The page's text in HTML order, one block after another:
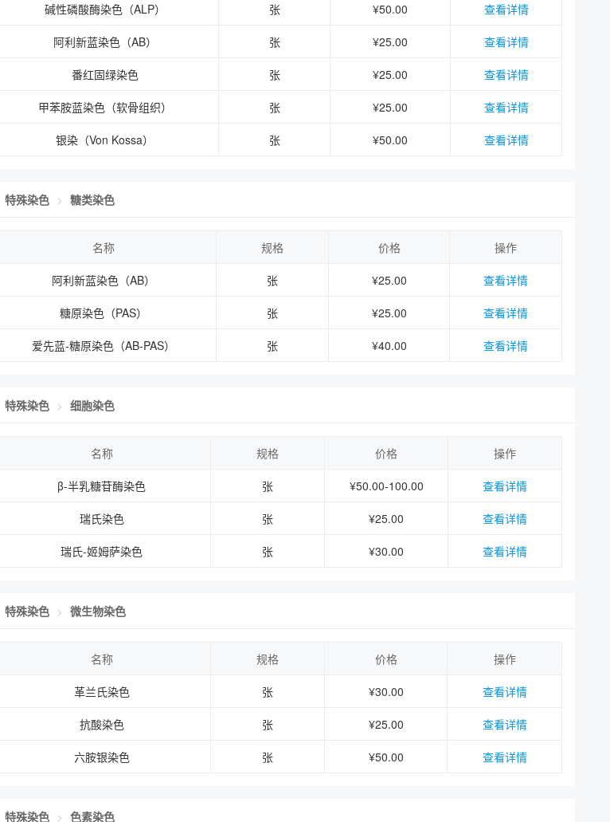
碱性磷酸酶染色（ALP） 张 ¥50.00 查看详情
阿利新蓝染色（AB） 张 ¥25.00 查看详情
番红固绿染色 张 ¥25.00 查看详情
甲苯胺蓝染色（软骨组织） 张 ¥25.00 查看详情
银染（Von Kossa） 张 ¥50.00 查看详情
特殊染色 糖类染色
名称 规格 价格 操作
阿利新蓝染色（AB） 张 ¥25.00 查看详情
糖原染色（PAS） 张 ¥25.00 查看详情
爱先蓝-糖原染色（AB-PAS） 张 ¥40.00 查看详情
特殊染色 细胞染色
名称 规格 价格 操作
β-半乳糖苷酶染色 张 ¥50.00-100.00 查看详情
瑞氏染色 张 ¥25.00 查看详情
瑞氏-姬姆萨染色 张 ¥30.00 查看详情
特殊染色 微生物染色
名称 规格 价格 操作
革兰氏染色 张 ¥30.00 查看详情
抗酸染色 张 ¥25.00 查看详情
六胺银染色 张 ¥50.00 查看详情
特殊染色 色素染色